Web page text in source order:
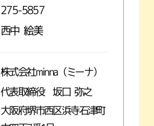
275-5857
西中 絵美
株式会社minna（ミーナ）
代表取締役 坂口 弥之
大阪府堺市西区浜寺石津町